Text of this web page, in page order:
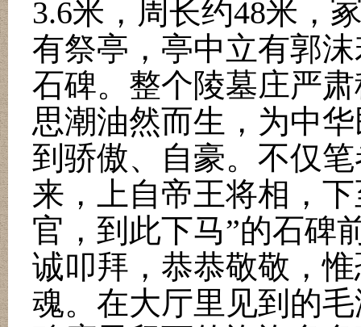
3.6米，周长约48米，
有祭亭，亭中立有郭
石碑。整个陵墓庄严
思潮油然而生，为中
到骄傲、自豪。不仅
来，上自帝王将相，
官，到此下马”的石碑
诚叩拜，恭恭敬敬，
魂。在大厅里见到的